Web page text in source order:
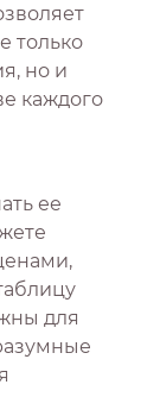
только
но и
каждого
ее
для